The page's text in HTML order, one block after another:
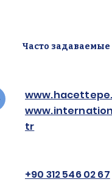
Часто
tr
+90 312 546 02 67